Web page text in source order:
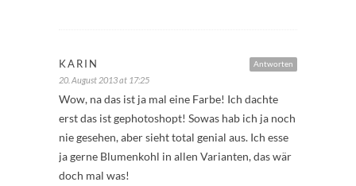
Antworten
KARIN
20. August 2013 at 17:25
Wow, na das ist ja mal eine Farbe! Ich dachte
erst das ist gephotoshopt! Sowas hab ich ja noch
nie gesehen, aber sieht total genial aus. Ich esse
ja gerne Blumenkohl in allen Varianten, das wär
doch mal was!